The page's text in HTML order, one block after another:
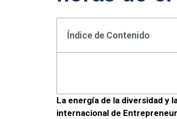
Índice de Contenido
La energía de la diversidad y
internacional de